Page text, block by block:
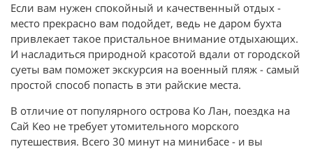
Если вам нужен спокойный и качественный отдых -
место прекрасно вам подойдет, ведь не даром бухта
привлекает такое пристальное внимание отдыхающих.
И насладиться природной красотой вдали от городской
суеты вам поможет экскурсия на военный пляж - самый
простой способ попасть в эти райские места.
В отличие от популярного острова Ко Лан, поездка на
Сай Кео не требует утомительного морского
путешествия. Всего 30 минут на минибасе - и вы